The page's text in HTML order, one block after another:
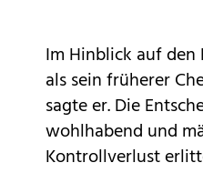
Im Hinblick auf
als sein früherer
sagte er. Die
wohlhabend und
Kontrollverlust